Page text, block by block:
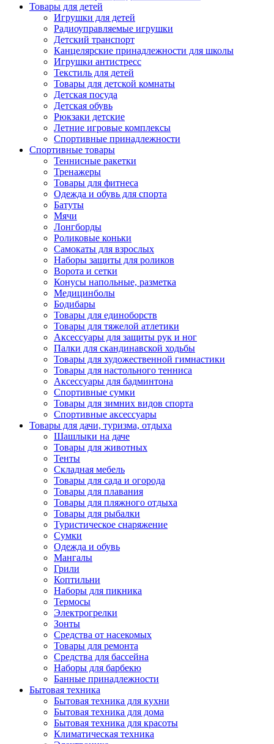
Товары для детей
Игрушки для детей
Радиоуправляемые игрушки
Детский транспорт
Канцелярские принадлежности для школы
Игрушки антистресс
Текстиль для детей
Товары для детской комнаты
Детская посуда
Детская обувь
Рюкзаки детские
Летние игровые комплексы
Спортивные принадлежности
Спортивные товары
Теннисные ракетки
Тренажеры
Товары для фитнеса
Одежда и обувь для спорта
Батуты
Мячи
Лонгборды
Роликовые коньки
Самокаты для взрослых
Наборы защиты для роликов
Ворота и сетки
Конусы напольные, разметка
Медицинболы
Бодибары
Товары для единоборств
Товары для тяжелой атлетики
Аксессуары для защиты рук и ног
Палки для скандинавской ходьбы
Товары для художественной гимнастики
Товары для настольного тенниса
Аксессуары для бадминтона
Спортивные сумки
Товары для зимних видов спорта
Спортивные аксессуары
Товары для дачи, туризма, отдыха
Шашлыки на даче
Товары для животных
Тенты
Складная мебель
Товары для сада и огорода
Товары для плавания
Товары для пляжного отдыха
Товары для рыбалки
Туристическое снаряжение
Сумки
Одежда и обувь
Мангалы
Грили
Коптильни
Наборы для пикника
Термосы
Электрогрелки
Зонты
Средства от насекомых
Товары для ремонта
Средства для бассейна
Наборы для барбекю
Банные принадлежности
Бытовая техника
Бытовая техника для кухни
Бытовая техника для дома
Бытовая техника для красоты
Климатическая техника